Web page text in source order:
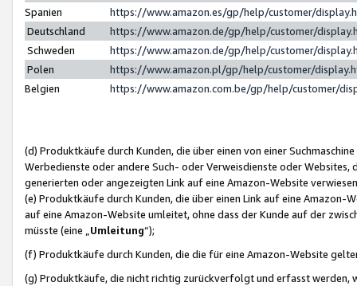
Spanien
https://www.amazon.es/gp/help/customer/
Deutschland
https://www.amazon.de/gp/help/customer/
Schweden
https://www.amazon.de/gp/help/customer/
Polen
https://www.amazon.pl/gp/help/customer/
Belgien
https://www.amazon.com.be/gp/help/customer/
(d) Produktkäufe durch Kunden, die über einen von einer
Werbedienste oder andere Such- oder Verweisdienste oder Websites,
generierten oder angezeigten Link auf eine Amazon-Website
(e) Produktkäufe durch Kunden, die über einen Link auf eine
auf eine Amazon-Website umleitet, ohne dass der Kunde auf der
müsste (eine „ Umleitung“);
(f) Produktkäufe durch Kunden, die die für eine Amazon-Website
(g) Produktkäufe, die nicht richtig zurückverfolgt und erfasst werden,